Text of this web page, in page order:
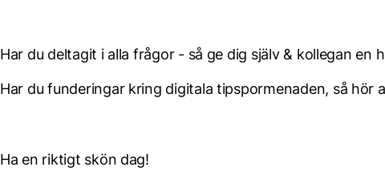
Har du deltagit i alla frågor - så ge dig själv & kollegan en
Har du funderingar kring digitala tipspormenaden, så hör
Ha en riktigt skön dag!